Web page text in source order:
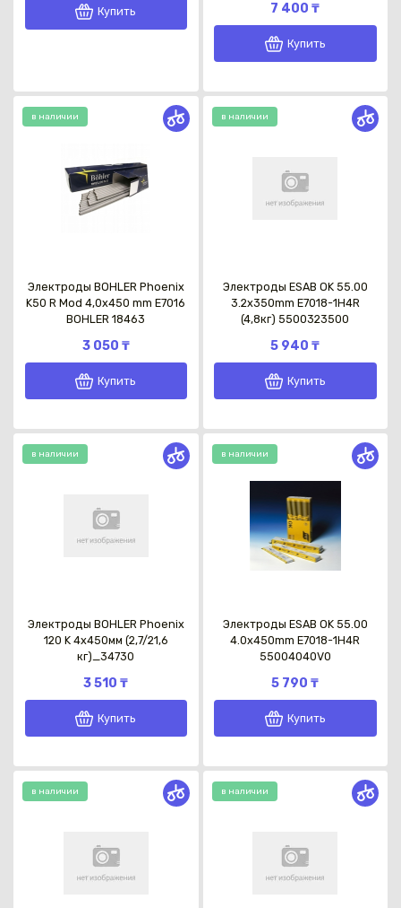
Купить 7 400 ₸
Купить
в наличии
Электроды BOHLER Phoenix
K50 R Mod 4,0x450 mm E7016
BOHLER 18463
3 050 ₸
Купить
в наличии
Электроды ESAB OK 55.00
3.2x350mm E7018-1H4R
(4,8кг) 5500323500
5 940 ₸
Купить
в наличии
Электроды BOHLER Phoenix
120 K 4х450мм (2,7/21,6
кг)_34730
3 510 ₸
Купить
в наличии
Электроды ESAB OK 55.00
4.0x450mm E7018-1H4R
55004040V0
5 790 ₸
Купить
в наличии в наличии